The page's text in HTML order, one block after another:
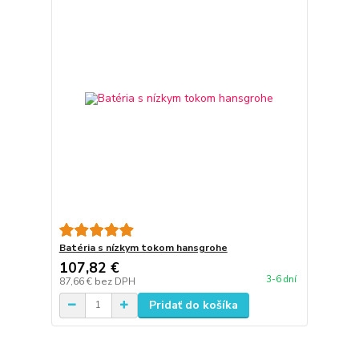
Batéria s nízkym tokom hansgrohe
107,82 €
87,66 € bez DPH 3-6 dní
Pridať do košíka